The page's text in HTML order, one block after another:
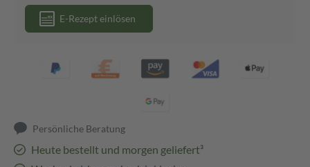
E-Rezept einlösen
Persönliche Beratung
Heute bestellt und morgen geliefert³